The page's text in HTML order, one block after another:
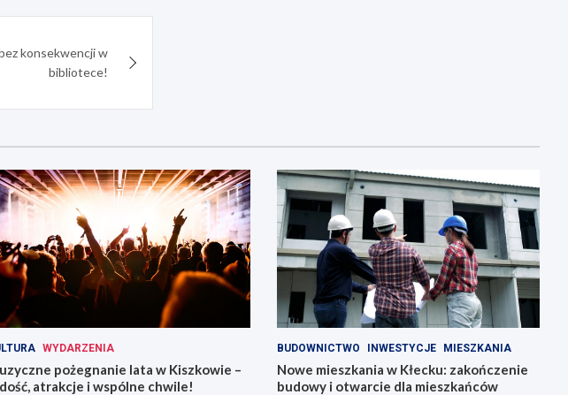
konsekwencji w
bibliotece!
WYDARZENIA
pożegnanie lata w Kiszkowie –
atrakcje i wspólne chwile!
BUDOWNICTWO INWESTYCJE MIESZKANIA
Nowe mieszkania w Kłecku: zakończenie
budowy i otwarcie dla mieszkańców